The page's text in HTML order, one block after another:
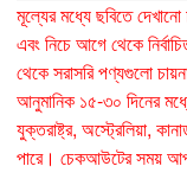
মূল্যের মধ্যে ছবিতে দেখানো
এবং নিচে আগে থেকে
থেকে সরাসরি পণ্যগুলো
আনুমানিক ১৫-৩০ দিনের
যুক্তরাষ্ট্র, অস্ট্রেলিয়া,
পারে। চেকআউটের সময়